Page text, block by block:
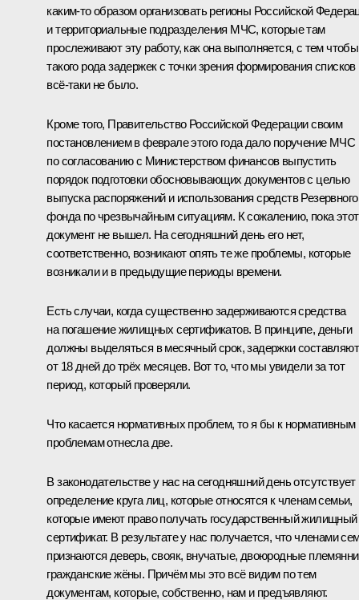
каким‑то образом организовать регионы Российской
и территориальные подразделения МЧС, которые там
прослеживают эту работу, как она выполняется, с тем чтобы
такого рода задержек с точки зрения формирования списков
всё‑таки не было.
Кроме того, Правительство Российской Федерации своим
постановлением в феврале этого года дало поручение МЧС
по согласованию с Министерством финансов выпустить
порядок подготовки обосновывающих документов с целью
выпуска распоряжений и использования средств Резервного
фонда по чрезвычайным ситуациям. К сожалению, пока этот
документ не вышел. На сегодняшний день его нет,
соответственно, возникают опять те же проблемы, которые
возникали и в предыдущие периоды времени.
Есть случаи, когда существенно задерживаются средства
на погашение жилищных сертификатов. В принципе, деньги
должны выделяться в месячный срок, задержки составляют
от 18 дней до трёх месяцев. Вот то, что мы увидели за тот
период, который проверяли.
Что касается нормативных проблем, то я бы к нормативным
проблемам отнесла две.
В законодательстве у нас на сегодняшний день отсутствует
определение круга лиц, которые относятся к членам семьи,
которые имеют право получать государственный жилищный
сертификат. В результате у нас получается, что членами
признаются деверь, свояк, внучатые, двоюродные
гражданские жёны. Причём мы это всё видим по тем
документам, которые, собственно, нам и предъявляют.